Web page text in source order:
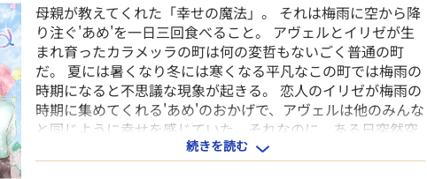
母親が教えてくれた「幸せの魔法」。 それは梅雨に空から降
り注ぐ'あめ'を一日三回食べること。 アヴェルとイリゼが生
まれ育ったカラメッラの町は何の変哲もないごく普通の町
だ。 夏には暑くなり冬には寒くなる平凡なこの町では梅雨の
時期になると不思議な現象が起きる。 恋人のイリゼが梅雨の
時期に集めてくれる'あめ'のおかげで、アヴェルは他のみんな
と同じように幸せを感じていた。それなのに、ある日突然空
から'あめ'が降らなくなって… 表紙: NeoZone様
(@hanahanahaney) Fujossy開催梅雨コンテスト参加作品。
続きを読む